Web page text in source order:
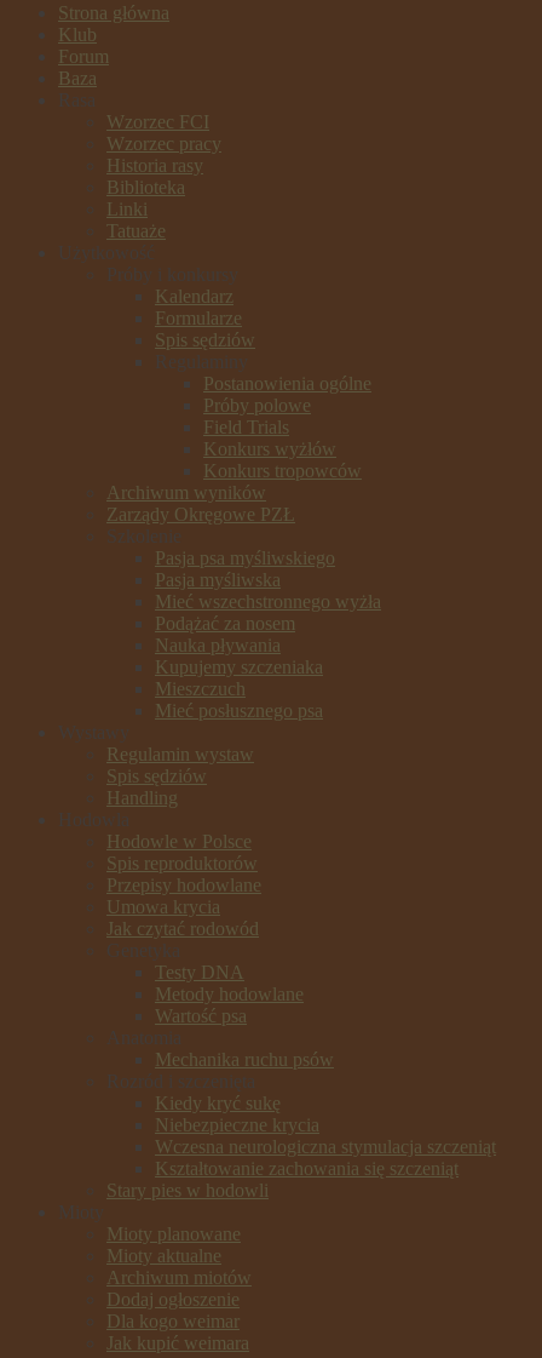
Strona główna
Klub
Forum
Baza
Rasa
Wzorzec FCI
Wzorzec pracy
Historia rasy
Biblioteka
Linki
Tatuaże
Użytkowość
Próby i konkursy
Kalendarz
Formularze
Spis sędziów
Regulaminy
Postanowienia ogólne
Próby polowe
Field Trials
Konkurs wyżłów
Konkurs tropowców
Archiwum wyników
Zarządy Okręgowe PZŁ
Szkolenie
Pasja psa myśliwskiego
Pasja myśliwska
Mieć wszechstronnego wyżła
Podążać za nosem
Nauka pływania
Kupujemy szczeniaka
Mieszczuch
Mieć posłusznego psa
Wystawy
Regulamin wystaw
Spis sędziów
Handling
Hodowla
Hodowle w Polsce
Spis reproduktorów
Przepisy hodowlane
Umowa krycia
Jak czytać rodowód
Genetyka
Testy DNA
Metody hodowlane
Wartość psa
Anatomia
Mechanika ruchu psów
Rozród i szczenięta
Kiedy kryć sukę
Niebezpieczne krycia
Wczesna neurologiczna stymulacja szczeniąt
Kształtowanie zachowania się szczeniąt
Stary pies w hodowli
Mioty
Mioty planowane
Mioty aktualne
Archiwum miotów
Dodaj ogłoszenie
Dla kogo weimar
Jak kupić weimara